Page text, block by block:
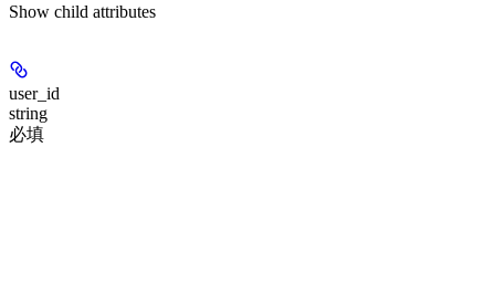
Show child attributes
user_id
string
必填